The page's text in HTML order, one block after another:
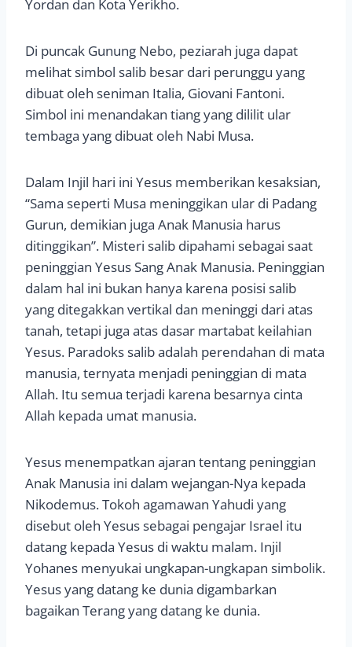
Yordan dan Kota Yerikho.
Di puncak Gunung Nebo, peziarah juga dapat
melihat simbol salib besar dari perunggu yang
dibuat oleh seniman Italia, Giovani Fantoni.
Simbol ini menandakan tiang yang dililit ular
tembaga yang dibuat oleh Nabi Musa.
Dalam Injil hari ini Yesus memberikan kesaksian,
“Sama seperti Musa meninggikan ular di Padang
Gurun, demikian juga Anak Manusia harus
ditinggikan”. Misteri salib dipahami sebagai saat
peninggian Yesus Sang Anak Manusia. Peninggian
dalam hal ini bukan hanya karena posisi salib
yang ditegakkan vertikal dan meninggi dari atas
tanah, tetapi juga atas dasar martabat keilahian
Yesus. Paradoks salib adalah perendahan di mata
manusia, ternyata menjadi peninggian di mata
Allah. Itu semua terjadi karena besarnya cinta
Allah kepada umat manusia.
Yesus menempatkan ajaran tentang peninggian
Anak Manusia ini dalam wejangan-Nya kepada
Nikodemus. Tokoh agamawan Yahudi yang
disebut oleh Yesus sebagai pengajar Israel itu
datang kepada Yesus di waktu malam. Injil
Yohanes menyukai ungkapan-ungkapan simbolik.
Yesus yang datang ke dunia digambarkan
bagaikan Terang yang datang ke dunia.